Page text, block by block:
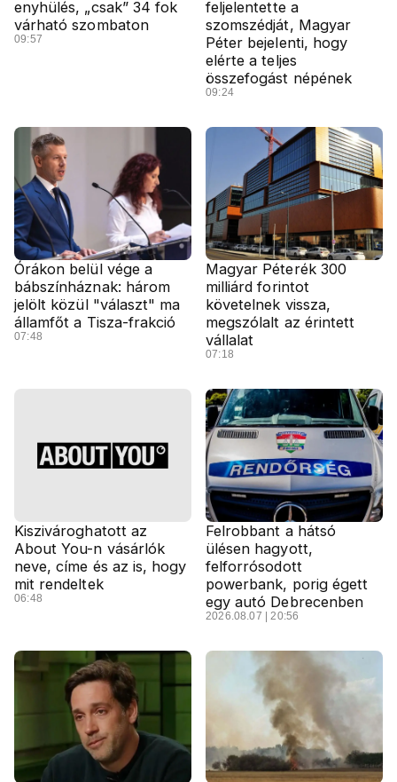
enyhülés, „csak” 34 fok
várható szombaton
09:57
feljelentette a
szomszédját, Magyar
Péter bejelenti, hogy
elérte a teljes
összefogást népének
09:24
Órákon belül vége a
bábszínháznak: három
jelölt közül "választ" ma
államfőt a Tisza-frakció
07:48
Magyar Péterék 300
milliárd forintot
követelnek vissza,
megszólalt az érintett
vállalat
07:18
Kiszivároghatott az
About You-n vásárlók
neve, címe és az is, hogy
mit rendeltek
06:48
Felrobbant a hátsó
ülésen hagyott,
felforrósodott
powerbank, porig égett
egy autó Debrecenben
2026.08.07 | 20:56